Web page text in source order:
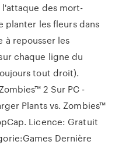
des mort-
planter les fleurs dans
à repousser les
chaque ligne du
tout droit).
2 Sur PC -
Plants vs. Zombies™
Licence: Gratuit
Dernière